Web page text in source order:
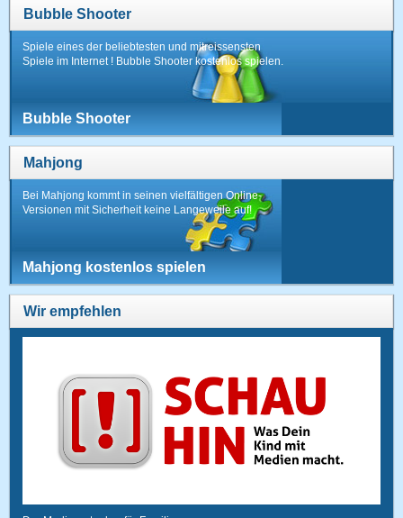
Bubble Shooter
Spiele eines der beliebtesten und mitreissensten
Spiele im Internet ! Bubble Shooter kostenlos spielen.
Bubble Shooter
Mahjong
Bei Mahjong kommt in seinen vielfältigen Online-
Versionen mit Sicherheit keine Langeweile auf!
Mahjong kostenlos spielen
Wir empfehlen